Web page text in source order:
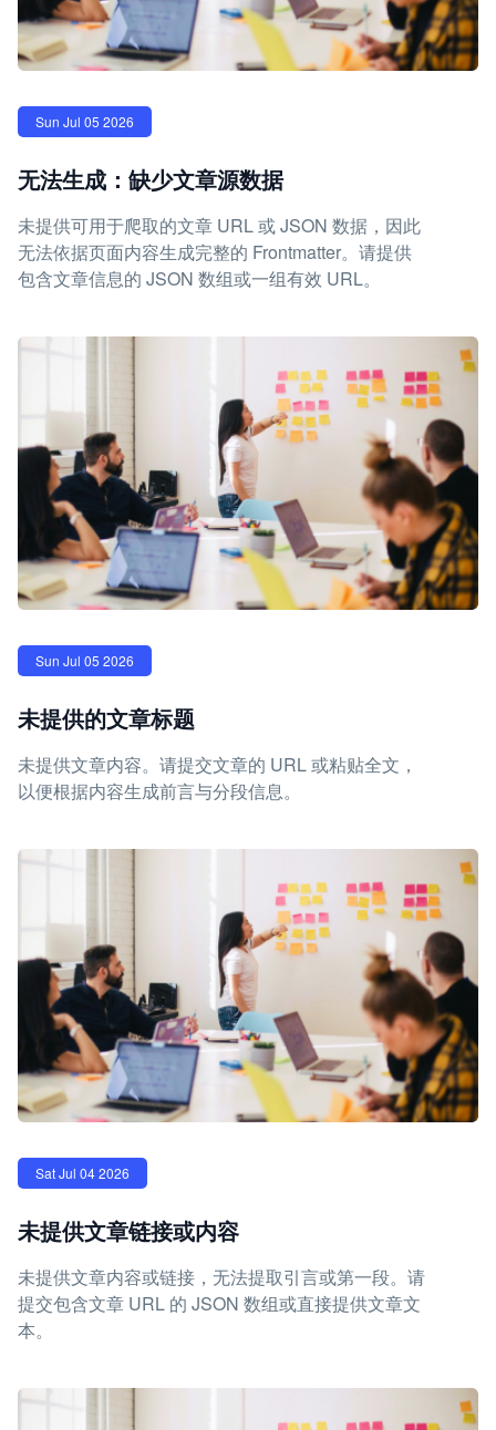
Sun Jul 05 2026
无法生成：缺少文章源数据
未提供可用于爬取的文章 URL 或 JSON 数据，因此
无法依据页面内容生成完整的 Frontmatter。请提供
包含文章信息的 JSON 数组或一组有效 URL。
Sun Jul 05 2026
未提供的文章标题
未提供文章内容。请提交文章的 URL 或粘贴全文，
以便根据内容生成前言与分段信息。
Sat Jul 04 2026
未提供文章链接或内容
未提供文章内容或链接，无法提取引言或第一段。请
提交包含文章 URL 的 JSON 数组或直接提供文章文
本。